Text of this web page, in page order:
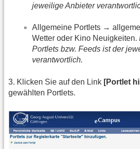
jeweilige Anbieter
Allgemeine Portlets →
Wetter oder Kino Neuigkeiten.
Portlets bzw. Feeds ist der
verantwortlich.
3. Klicken Sie auf den Link [Portlet
gewählten Portlets.